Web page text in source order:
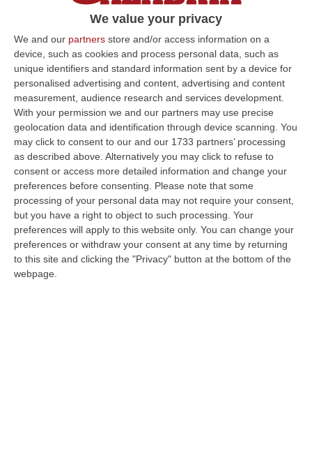
We value your privacy
We and our partners store and/or access information on a
device, such as cookies and process personal data, such as
unique identifiers and standard information sent by a device for
personalised advertising and content, advertising and content
measurement, audience research and services development.
With your permission we and our partners may use precise
geolocation data and identification through device scanning. You
may click to consent to our and our 1733 partners’ processing
as described above. Alternatively you may click to refuse to
consent or access more detailed information and change your
preferences before consenting.
Please note that some
processing of your personal data may not require your consent,
but you have a right to object to such processing. Your
preferences will apply to this website only. You can change your
preferences or withdraw your consent at any time by returning
to this site and clicking the "Privacy" button at the bottom of the
webpage.
Clicca e segui “Corriere della Calabria” su Google News
MILANO In meno di 24 ore è stato
vandalizzato con scritte offensive e
ingiuriose il murale che ritrae “Silvio
Berlusconi, Self-Made Man” dell’artista
aleXsandro Palombo, apparso ieri mattina
nel quartiere Isola di Milano davanti allo
stabile dove il Cavaliere è cresciuto insieme